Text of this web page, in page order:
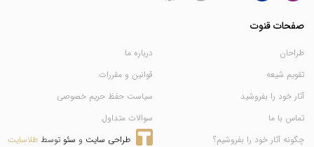
صفحات قنوت
طراحان
تقویم شیعه
آثار خود را بفروشید
تماس با ما
چگونه آثار خود را بفروشیم؟
درباره ما
قوانین و مقررات
سیاست حفظ حریم خصوصی
سوالات متداول
طراحی سایت و سئو توسط طلاسایت